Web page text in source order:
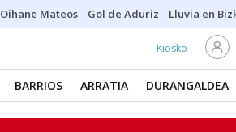
Oihane Mateos Gol de Aduriz Lluvia en
Kiosko
BARRIOS ARRATIA DURANGALDEA